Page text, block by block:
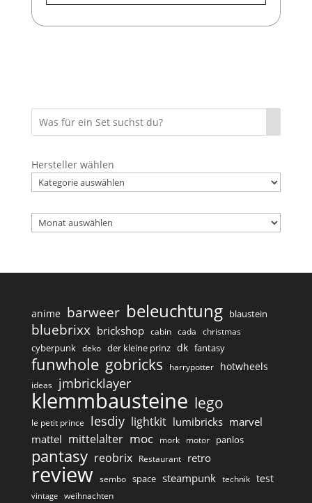
Hersteller wählen
Archiv
anime barweer beleuchtung blaustein
bluebrixx brickshop cabin cada christmas
cyberpunk deko der kleine prinz dk fantasy
funwhole gobricks harrypotter hotwheels
ideas jmbricklayer
klemmbausteine lego
le petit prince lesdiy lightkit lumibricks marvel
mattel mittelalter moc mork motor panlos
pantasy reobrix Restaurant retro
review sembo space steampunk technik test
vintage weihnachten